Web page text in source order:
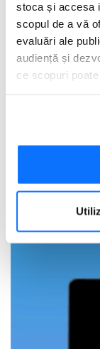
stoca și accesa
scopul de a vă
evaluări ale
audiență și
ce scopuri
Să
geografică
Să vă
dvs. personale
cu detalii. Vă
Utilizam
pe website,
Folosind site-ul